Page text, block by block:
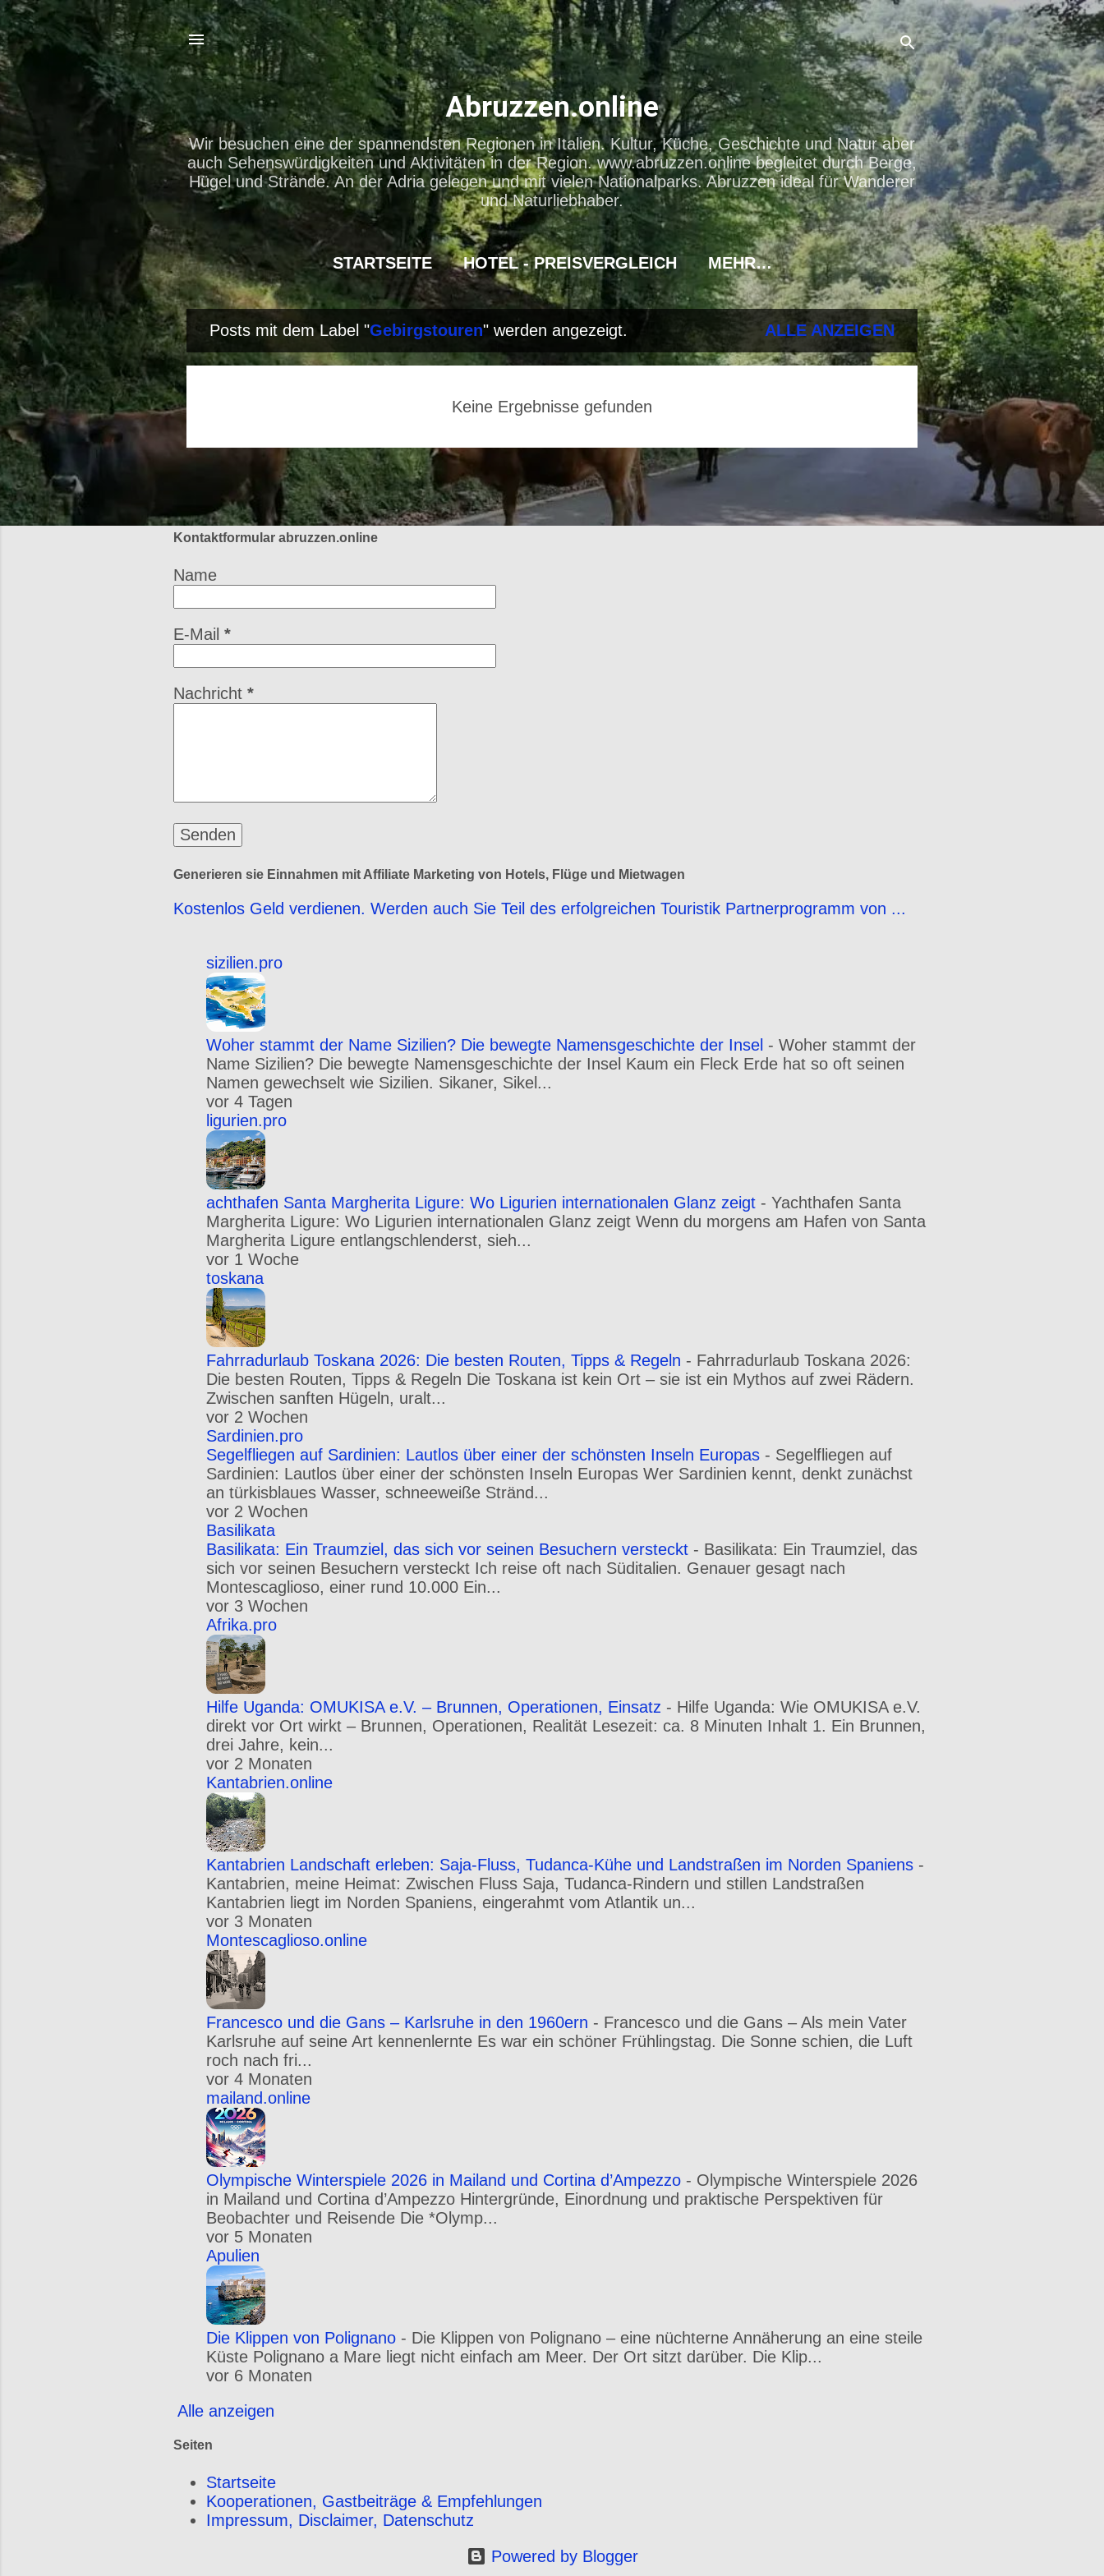
Direkt zum Hauptbereich
Abruzzen.online
Wir besuchen eine der spannendsten Regionen in Italien. Kultur, Küche, Geschichte und Natur aber
auch Sehenswürdigkeiten und Aktivitäten in der Region. www.abruzzen.online begleitet durch Berge,
Hügel und Strände. An der Adria gelegen und mit vielen Nationalparks. Abruzzen ideal für Wanderer
und Naturliebhaber.
STARTSEITE HOTEL - PREISVERGLEICH MEHR…
P
o
s
Posts mit dem Label "Gebirgstouren" werden angezeigt. ALLE ANZEIGEN
Keine Ergebnisse gefunden
Kontaktformular abruzzen.online
Name
E-Mail *
Nachricht *
Generieren sie Einnahmen mit Affiliate Marketing von Hotels, Flüge und Mietwagen
Kostenlos Geld verdienen. Werden auch Sie Teil des erfolgreichen Touristik Partnerprogramm von ...
sizilien.pro
Woher stammt der Name Sizilien? Die bewegte Namensgeschichte der Insel - Woher stammt der
Name Sizilien? Die bewegte Namensgeschichte der Insel Kaum ein Fleck Erde hat so oft seinen
Namen gewechselt wie Sizilien. Sikaner, Sikel...
vor 4 Tagen
ligurien.pro
achthafen Santa Margherita Ligure: Wo Ligurien internationalen Glanz zeigt - Yachthafen Santa
Margherita Ligure: Wo Ligurien internationalen Glanz zeigt Wenn du morgens am Hafen von Santa
Margherita Ligure entlangschlenderst, sieh...
vor 1 Woche
toskana
Fahrradurlaub Toskana 2026: Die besten Routen, Tipps & Regeln - Fahrradurlaub Toskana 2026:
Die besten Routen, Tipps & Regeln Die Toskana ist kein Ort – sie ist ein Mythos auf zwei Rädern.
Zwischen sanften Hügeln, uralt...
vor 2 Wochen
Sardinien.pro
Segelfliegen auf Sardinien: Lautlos über einer der schönsten Inseln Europas - Segelfliegen auf
Sardinien: Lautlos über einer der schönsten Inseln Europas Wer Sardinien kennt, denkt zunächst
an türkisblaues Wasser, schneeweiße Stränd...
vor 2 Wochen
Basilikata
Basilikata: Ein Traumziel, das sich vor seinen Besuchern versteckt - Basilikata: Ein Traumziel, das
sich vor seinen Besuchern versteckt Ich reise oft nach Süditalien. Genauer gesagt nach
Montescaglioso, einer rund 10.000 Ein...
vor 3 Wochen
Afrika.pro
Hilfe Uganda: OMUKISA e.V. – Brunnen, Operationen, Einsatz - Hilfe Uganda: Wie OMUKISA e.V.
direkt vor Ort wirkt – Brunnen, Operationen, Realität Lesezeit: ca. 8 Minuten Inhalt 1. Ein Brunnen,
drei Jahre, kein...
vor 2 Monaten
Kantabrien.online
Kantabrien Landschaft erleben: Saja-Fluss, Tudanca-Kühe und Landstraßen im Norden Spaniens -
Kantabrien, meine Heimat: Zwischen Fluss Saja, Tudanca-Rindern und stillen Landstraßen
Kantabrien liegt im Norden Spaniens, eingerahmt vom Atlantik un...
vor 3 Monaten
Montescaglioso.online
Francesco und die Gans – Karlsruhe in den 1960ern - Francesco und die Gans – Als mein Vater
Karlsruhe auf seine Art kennenlernte Es war ein schöner Frühlingstag. Die Sonne schien, die Luft
roch nach fri...
vor 4 Monaten
mailand.online
Olympische Winterspiele 2026 in Mailand und Cortina d’Ampezzo - Olympische Winterspiele 2026
in Mailand und Cortina d’Ampezzo Hintergründe, Einordnung und praktische Perspektiven für
Beobachter und Reisende Die *Olymp...
vor 5 Monaten
Apulien
Die Klippen von Polignano - Die Klippen von Polignano – eine nüchterne Annäherung an eine steile
Küste Polignano a Mare liegt nicht einfach am Meer. Der Ort sitzt darüber. Die Klip...
vor 6 Monaten
Alle anzeigen
Seiten
Startseite
Kooperationen, Gastbeiträge & Empfehlungen
Impressum, Disclaimer, Datenschutz
Powered by Blogger